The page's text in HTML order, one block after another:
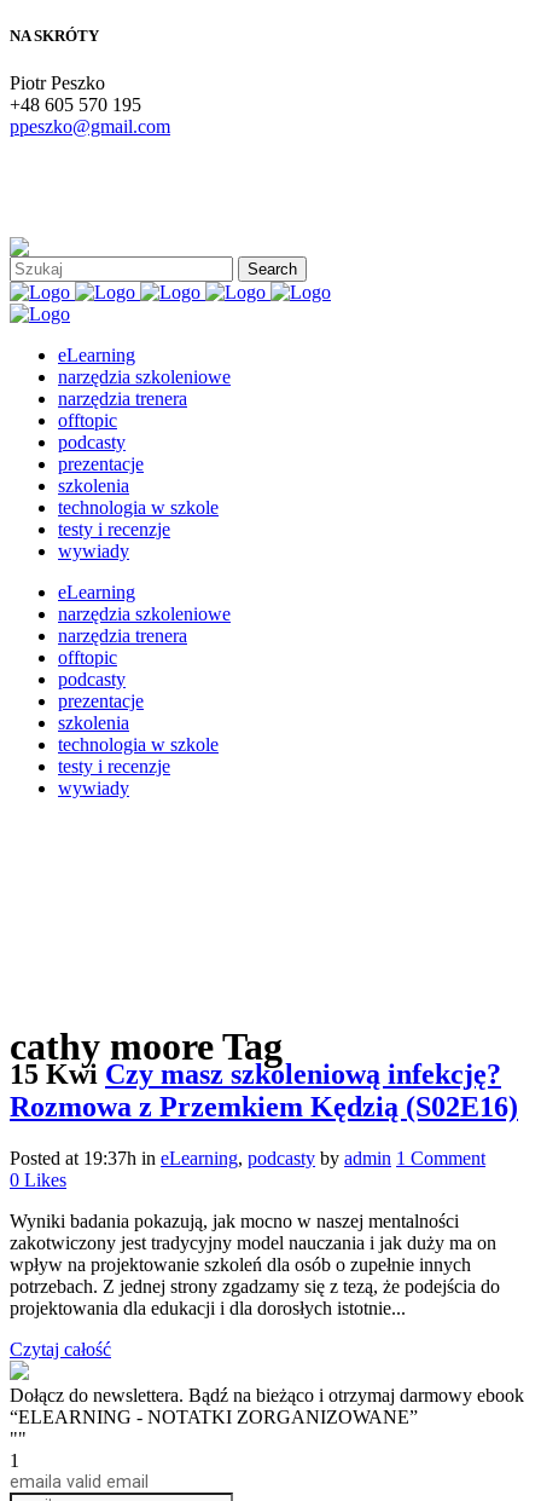
NA SKRÓTY
Piotr Peszko
+48 605 570 195
ppeszko@gmail.com
eLearning
narzędzia szkoleniowe
narzędzia trenera
offtopic
podcasty
prezentacje
szkolenia
technologia w szkole
testy i recenzje
wywiady
eLearning
narzędzia szkoleniowe
narzędzia trenera
offtopic
podcasty
prezentacje
szkolenia
technologia w szkole
testy i recenzje
wywiady
cathy moore Tag
15 Kwi Czy masz szkoleniową infekcję?
Rozmowa z Przemkiem Kędzią (S02E16)
Posted at 19:37h in eLearning, podcasty by admin 1 Comment
0 Likes
Wyniki badania pokazują, jak mocno w naszej mentalności
zakotwiczony jest tradycyjny model nauczania i jak duży ma on
wpływ na projektowanie szkoleń dla osób o zupełnie innych
potrzebach. Z jednej strony zgadzamy się z tezą, że podejścia do
projektowania dla edukacji i dla dorosłych istotnie...
Czytaj całość
Dołącz do newslettera. Bądź na bieżąco i otrzymaj darmowy ebook
“ELEARNING - NOTATKI ZORGANIZOWANE”
""
1
email a valid email